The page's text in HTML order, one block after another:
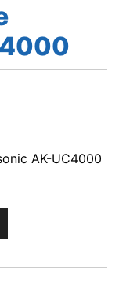
AK-UC4000